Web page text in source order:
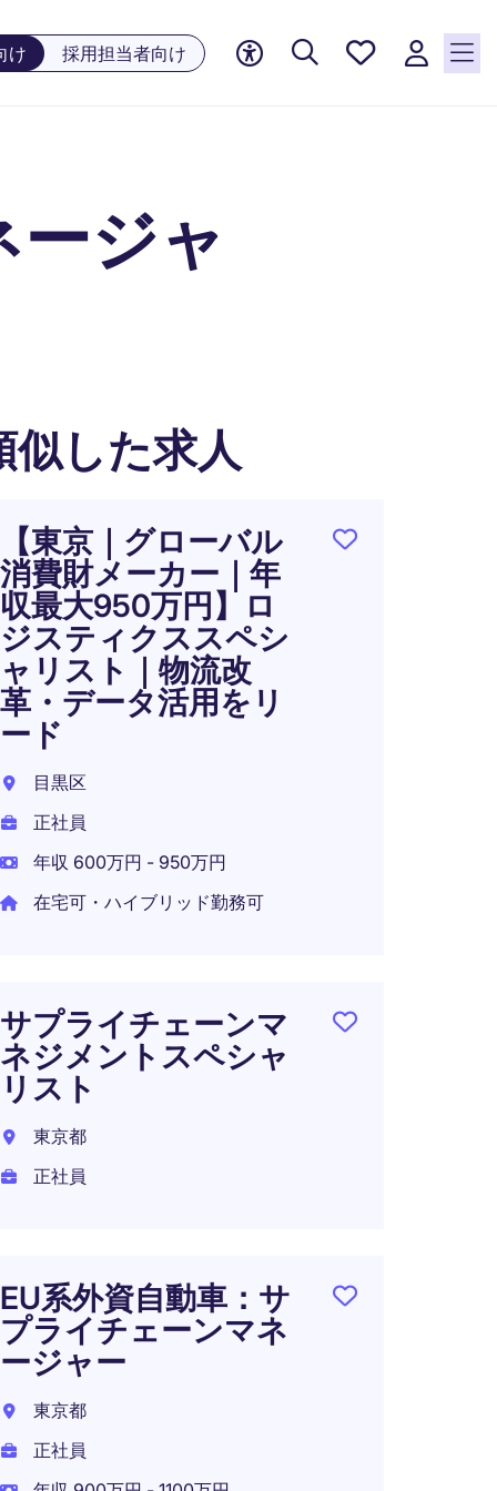
け 採用担当者向け
お気に
ージャ
似した求人
【東京｜グローバル
消費財メーカー｜年
収最大950万円】ロ
ジスティクススペシ
ャリスト｜物流改
革・データ活用をリ
ード
目黒区
正社員
年収 600万円 - 950万円
在宅可・ハイブリッド勤務可
サプライチェーンマ
ネジメントスペシャ
リスト
東京都
正社員
EU系外資自動車：サ
プライチェーンマネ
ージャー
東京都
正社員